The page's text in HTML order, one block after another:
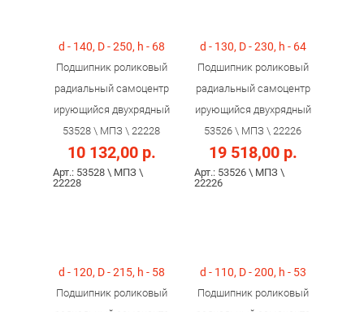
d - 140, D - 250, h - 68
Подшипник роликовый
радиальный самоцентр
ирующийся двухрядный
53528 \ МПЗ \ 22228
10 132,00 р.
Арт.: 53528 \ МПЗ \
22228
d - 130, D - 230, h - 64
Подшипник роликовый
радиальный самоцентр
ирующийся двухрядный
53526 \ МПЗ \ 22226
19 518,00 р.
Арт.: 53526 \ МПЗ \
22226
d - 120, D - 215, h - 58
Подшипник роликовый
d - 110, D - 200, h - 53
Подшипник роликовый